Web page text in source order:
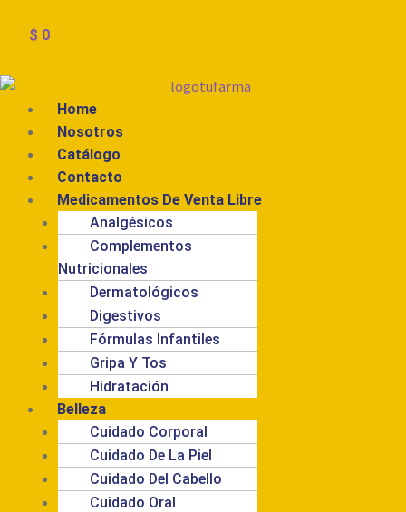
$ 0
Menú
Home
Nosotros
Catálogo
Contacto
Medicamentos De Venta Libre
Analgésicos
Complementos
Nutricionales
Dermatológicos
Digestivos
Fórmulas Infantiles
Gripa Y Tos
Hidratación
Belleza
Cuidado Corporal
Cuidado De La Piel
Cuidado Del Cabello
Cuidado Oral